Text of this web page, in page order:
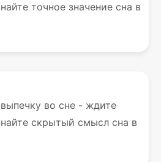
точное значение сна в
во сне - ждите
скрытый смысл сна в